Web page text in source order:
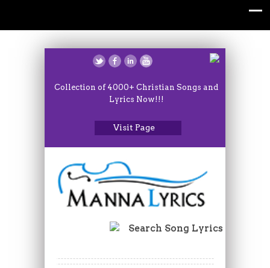
Collection of 4000+ Christian Songs and
Lyrics Now!!!
Visit Page
Search Song Lyrics